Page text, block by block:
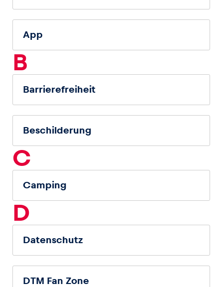
App
B
Barrierefreiheit
Beschilderung
C
Camping
D
Datenschutz
DTM Fan Zone